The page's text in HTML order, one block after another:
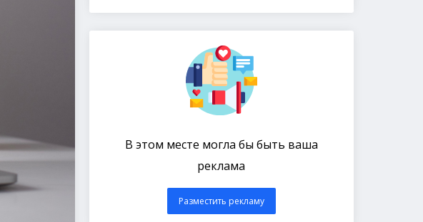
В этом месте могла бы быть ваша
реклама
Разместить рекламу